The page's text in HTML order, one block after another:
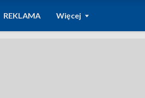
REKLAMA Więcej